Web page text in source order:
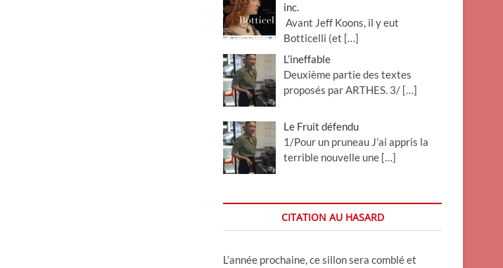
inc.
Avant Jeff Koons, il y eut
Botticelli (et […]
L’ineffable
Deuxième partie des textes
proposés par ARTHES. 3/ […]
Le Fruit défendu
1/Pour un pruneau J’ai appris la
terrible nouvelle une […]
CITATION AU HASARD
L’année prochaine, ce sillon sera comblé et